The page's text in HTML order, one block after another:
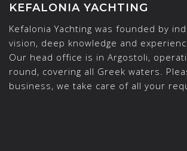
KEFALONIA YACHTING
Kefalonia Yachting was founded by
vision, deep knowledge and
Our head office is in Argostoli,
round, covering all Greek waters.
business, we take care of all your